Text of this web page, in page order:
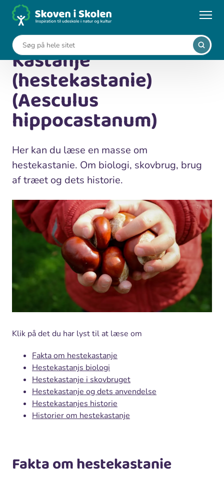
...
Leksikon
Kastanje
(hestekastanie)
(Aesculus
hippocastanum)
Her kan du læse en masse om
hestekastanie. Om biologi, skovbrug, brug
af træet og dets historie.
Klik på det du har lyst til at læse om
Fakta om hestekastanje
Hestekastanjs biologi
Hestekastanje i skovbruget
Hestekastanje og dets anvendelse
Hestekastanjes historie
Historier om hestekastanje
Fakta om hestekastanie